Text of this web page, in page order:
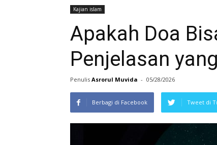
Kajian islam
Apakah Doa
Penjelasan
Penulis Asrorul Muvida - 05/28/2026
Berbagi di Facebook Tweet di